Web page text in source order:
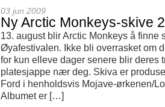
03 jun 2009
Ny Arctic Monkeys-skive
13. august blir Arctic Monkeys å finne
Øyafestivalen. Ikke bli overrasket om
for kun elleve dager senere blir deres
platesjappe nær deg. Skiva er
Ford i henholdsvis Mojave-ørkenen/
Albumet er […]